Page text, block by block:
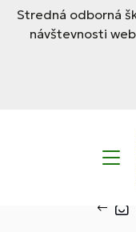
Stredná odborná
návštevnosti